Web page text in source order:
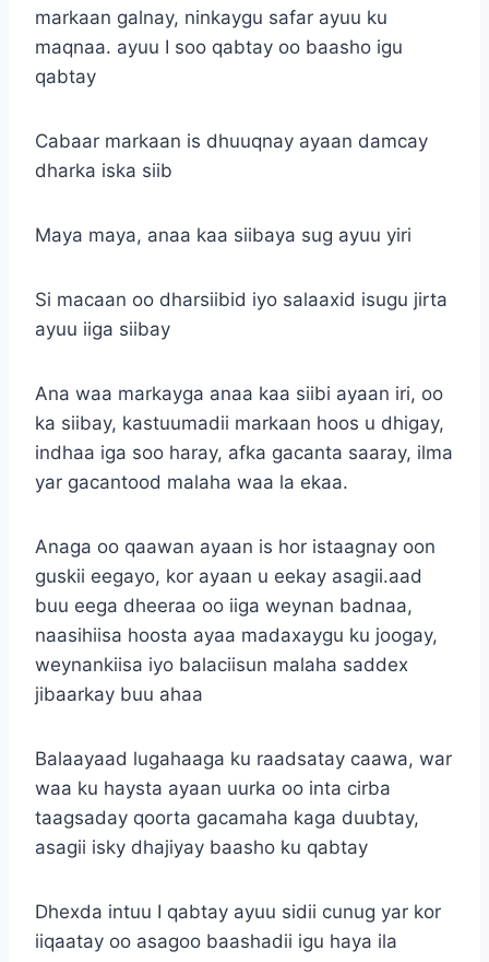
markaan galnay, ninkaygu safar ayuu ku
maqnaa. ayuu I soo qabtay oo baasho igu
qabtay
Cabaar markaan is dhuuqnay ayaan damcay
dharka iska siib
Maya maya, anaa kaa siibaya sug ayuu yiri
Si macaan oo dharsiibid iyo salaaxid isugu jirta
ayuu iiga siibay
Ana waa markayga anaa kaa siibi ayaan iri, oo
ka siibay, kastuumadii markaan hoos u dhigay,
indhaa iga soo haray, afka gacanta saaray, ilma
yar gacantood malaha waa la ekaa.
Anaga oo qaawan ayaan is hor istaagnay oon
guskii eegayo, kor ayaan u eekay asagii.aad
buu eega dheeraa oo iiga weynan badnaa,
naasihiisa hoosta ayaa madaxaygu ku joogay,
weynankiisa iyo balaciisun malaha saddex
jibaarkay buu ahaa
Balaayaad lugahaaga ku raadsatay caawa, war
waa ku haysta ayaan uurka oo inta cirba
taagsaday qoorta gacamaha kaga duubtay,
asagii isky dhajiyay baasho ku qabtay
Dhexda intuu I qabtay ayuu sidii cunug yar kor
iiqaatay oo asagoo baashadii igu haya ila